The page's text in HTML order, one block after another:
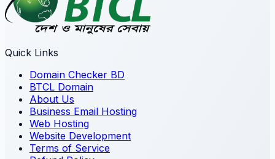
Quick Links
Domain Checker BD
BTCL Domain
About Us
Business Email Hosting
Web Hosting
Website Development
Terms of Service